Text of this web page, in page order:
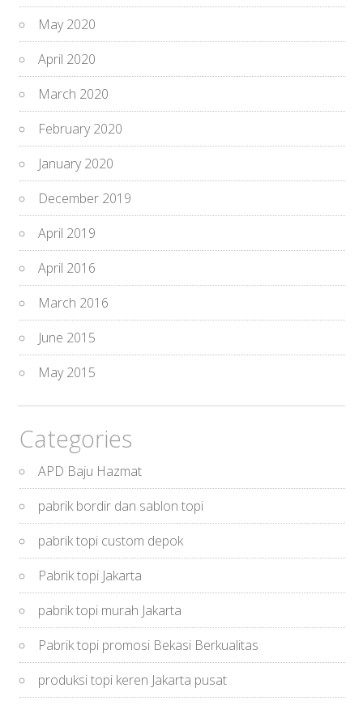
May 2020
April 2020
March 2020
February 2020
January 2020
December 2019
April 2019
April 2016
March 2016
June 2015
May 2015
Categories
APD Baju Hazmat
pabrik bordir dan sablon topi
pabrik topi custom depok
Pabrik topi Jakarta
pabrik topi murah Jakarta
Pabrik topi promosi Bekasi Berkualitas
produksi topi keren Jakarta pusat